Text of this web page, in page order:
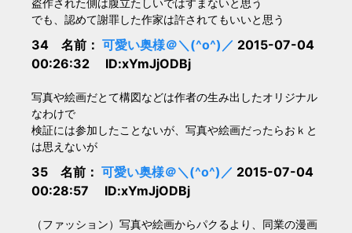
盗作された側は腹立たしいではすまないと思う
でも、認めて謝罪した作家は許されてもいいと思う
34 名前： 可愛い奥様＠＼(^o^)／ 2015-07-04
00:26:32 ID:xYmJjODBj
写真や絵画だとて構図などは作者の生み出したオリジナル
なわけで
検証には参加したことないが、写真や絵画だったらおｋと
は思えないが
35 名前： 可愛い奥様＠＼(^o^)／ 2015-07-04
00:28:57 ID:xYmJjODBj
（ファッション）写真や絵画からパクるより、同業の漫画